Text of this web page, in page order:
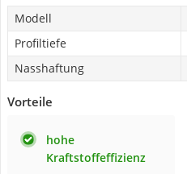
Modell
Profiltiefe
Nasshaftung
Vorteile
hohe
Kraftstoffeffizienz